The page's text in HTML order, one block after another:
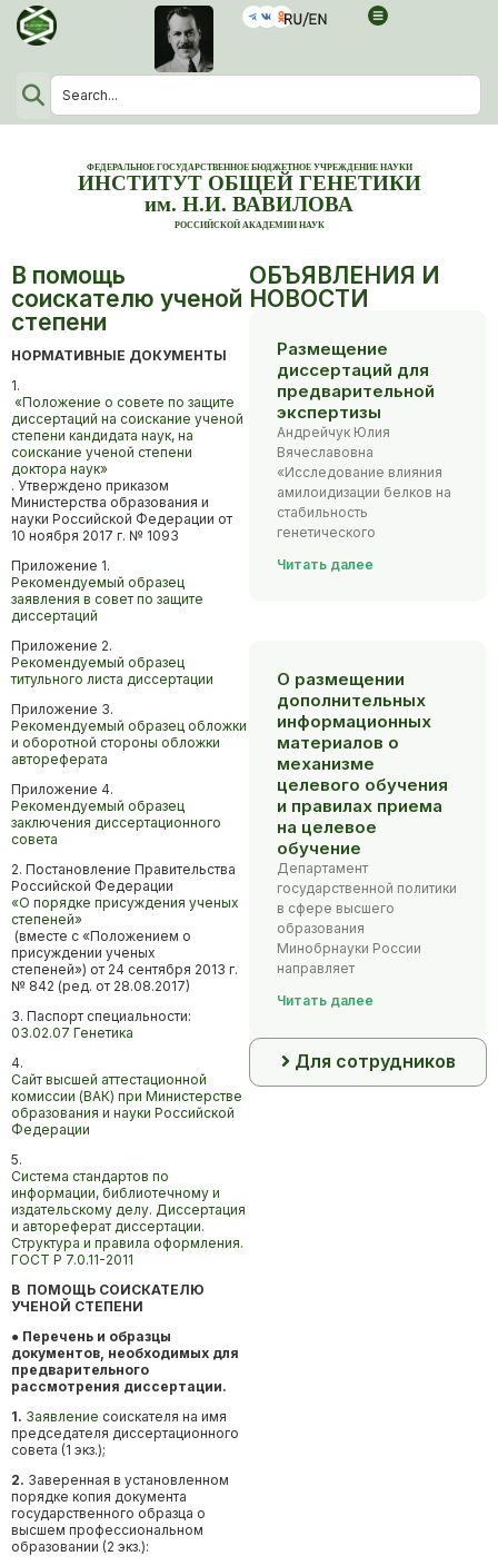
ФЕДЕРАЛЬНОЕ ГОСУДАРСТВЕННОЕ БЮДЖЕТНОЕ УЧРЕЖДЕНИЕ НАУКИ
ИНСТИТУТ ОБЩЕЙ ГЕНЕТИКИ
им. Н.И. ВАВИЛОВА
РОССИЙСКОЙ АКАДЕМИИ НАУК
В помощь
соискателю ученой
степени
НОРМАТИВНЫЕ ДОКУМЕНТЫ
1.
«Положение о совете по защите
диссертаций на соискание ученой
степени кандидата наук, на
соискание ученой степени
доктора наук»
. Утверждено приказом
Министерства образования и
науки Российской Федерации от
10 ноября 2017 г. № 1093
Приложение 1.
Рекомендуемый образец
заявления в совет по защите
диссертаций
Приложение 2.
Рекомендуемый образец
титульного листа диссертации
Приложение 3.
Рекомендуемый образец обложки
и оборотной стороны обложки
автореферата
Приложение 4.
Рекомендуемый образец
заключения диссертационного
совета
2. Постановление Правительства
Российской Федерации
«О порядке присуждения ученых
степеней»
(вместе с «Положением о
присуждении ученых
степеней») от 24 сентября 2013 г.
№ 842 (ред. от 28.08.2017)
3. Паспорт специальности:
03.02.07 Генетика
4.
Сайт высшей аттестационной
комиссии (ВАК) при Министерстве
образования и науки Российской
Федерации
5.
Система стандартов по
информации, библиотечному и
издательскому делу. Диссертация
и автореферат диссертации.
Структура и правила оформления.
ГОСТ Р 7.0.11-2011
В ПОМОЩЬ СОИСКАТЕЛЮ
УЧЕНОЙ СТЕПЕНИ
● Перечень и образцы
документов, необходимых для
предварительного
рассмотрения диссертации.
1. Заявление соискателя на имя
председателя диссертационного
совета (1 экз.);
2. Заверенная в установленном
порядке копия документа
государственного образца о
высшем профессиональном
образовании (2 экз.):
ОБЪЯВЛЕНИЯ И
НОВОСТИ
Размещение
диссертаций для
предварительной
экспертизы
Андрейчук Юлия
Вячеславовна
«Исследование влияния
амилоидизации белков на
стабильность
генетического
Читать далее
О размещении
дополнительных
информационных
материалов о
механизме
целевого обучения
и правилах приема
на целевое
обучение
Департамент
государственной политики
в сфере высшего
образования
Минобрнауки России
направляет
Читать далее
Для сотрудников